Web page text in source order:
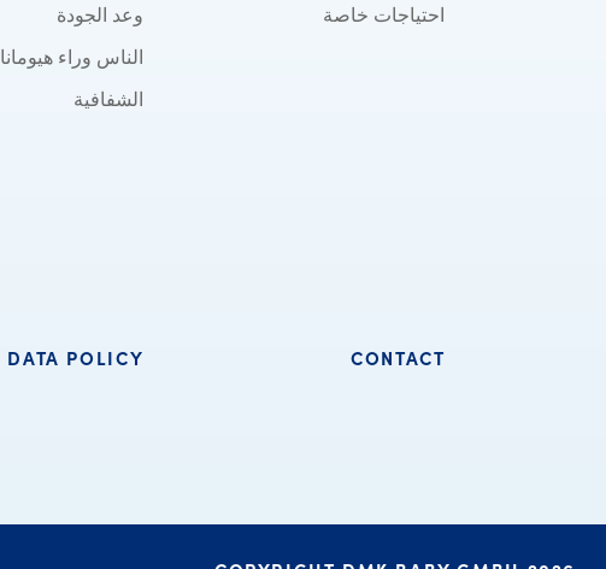
احتياجات خاصة
وعد الجودة
الناس وراء هيومانا
الشفافية
CONTACT
DATA POLICY